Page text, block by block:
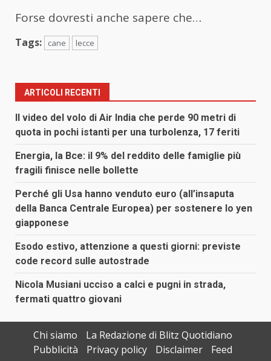
Forse dovresti anche sapere che…
Tags: cane lecce
ARTICOLI RECENTI
Il video del volo di Air India che perde 90 metri di
quota in pochi istanti per una turbolenza, 17 feriti
Energia, la Bce: il 9% del reddito delle famiglie più
fragili finisce nelle bollette
Perché gli Usa hanno venduto euro (all’insaputa
della Banca Centrale Europea) per sostenere lo yen
giapponese
Esodo estivo, attenzione a questi giorni: previste
code record sulle autostrade
Nicola Musiani ucciso a calci e pugni in strada,
fermati quattro giovani
Chi siamo
La Redazione di Blitz Quotidiano
Pubblicità
Privacy policy Disclaimer Feed